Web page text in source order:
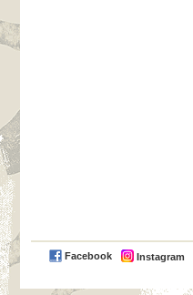
Facebook Instagram